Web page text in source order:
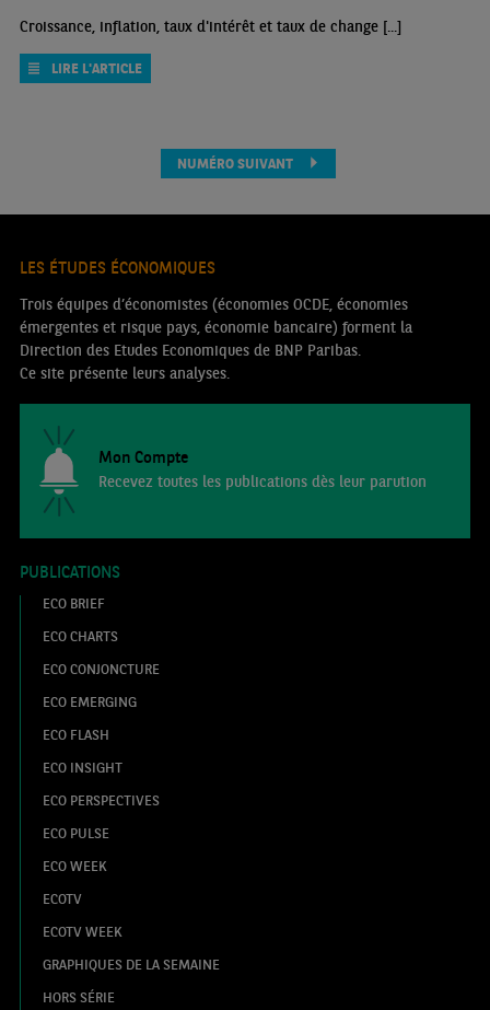
Croissance, inflation, taux d'intérêt et taux de change [...]
LIRE L'ARTICLE
NUMÉRO SUIVANT
LES ÉTUDES ÉCONOMIQUES
Trois équipes d’économistes (économies OCDE, économies
émergentes et risque pays, économie bancaire) forment la
Direction des Etudes Economiques de BNP Paribas.
Ce site présente leurs analyses.
Mon Compte
Recevez toutes les publications dès leur parution
PUBLICATIONS
ECO BRIEF
ECO CHARTS
ECO CONJONCTURE
ECO EMERGING
ECO FLASH
ECO INSIGHT
ECO PERSPECTIVES
ECO PULSE
ECO WEEK
ECOTV
ECOTV WEEK
GRAPHIQUES DE LA SEMAINE
HORS SÉRIE